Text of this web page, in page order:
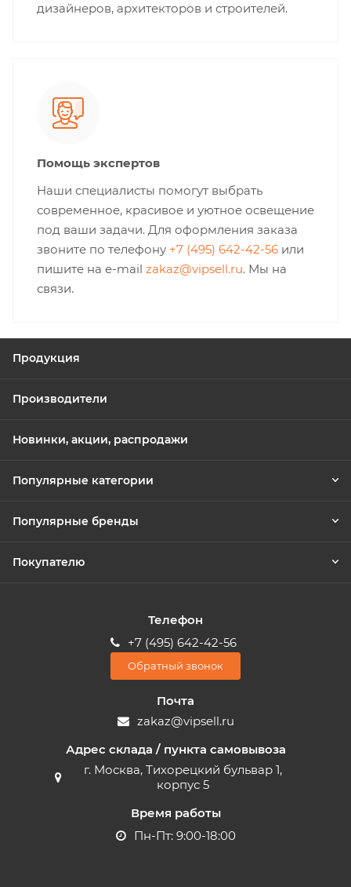
дизайнеров, архитекторов и строителей.
Помощь экспертов
Наши специалисты помогут выбрать
современное, красивое и уютное освещение
под ваши задачи. Для оформления заказа
звоните по телефону +7 (495) 642-42-56 или
пишите на e-mail zakaz@vipsell.ru. Мы на
связи.
Продукция
Производители
Новинки, акции, распродажи
Популярные категории
Популярные бренды
Покупателю
Телефон
+7 (495) 642-42-56
Обратный звонок
Почта
zakaz@vipsell.ru
Адрес склада / пункта самовывоза
г. Москва, Тихорецкий бульвар 1,
корпус 5
Время работы
Пн-Пт: 9:00-18:00